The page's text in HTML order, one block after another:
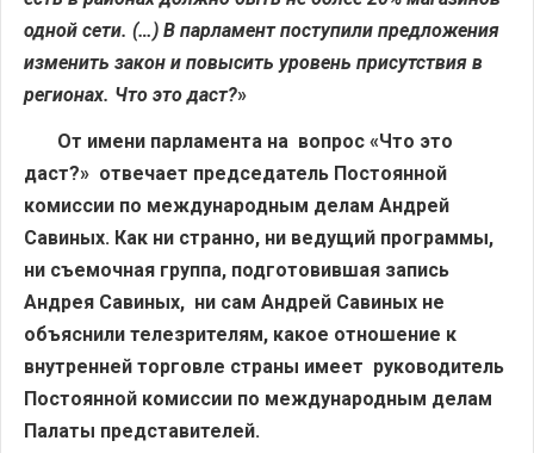
одной сети. (…) В парламент поступили предложения
изменить закон и повысить уровень присутствия в
регионах. Что это даст?»
От имени парламента на вопрос «Что это
даст?» отвечает председатель Постоянной
комиссии по международным делам Андрей
Савиных. Как ни странно, ни ведущий программы,
ни съемочная группа, подготовившая запись
Андрея Савиных, ни сам Андрей Савиных не
объяснили телезрителям, какое отношение к
внутренней торговле страны имеет руководитель
Постоянной комиссии по международным делам
Палаты представителей.